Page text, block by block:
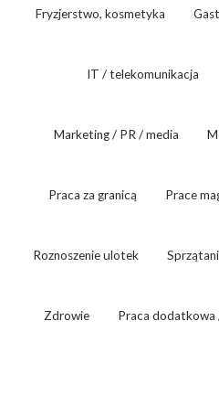
Fryzjerstwo, kosmetyka
IT / telekomunikacja
Marketing / PR / media
Praca za granicą Prace
Roznoszenie ulotek
Zdrowie Praca dodatkowa